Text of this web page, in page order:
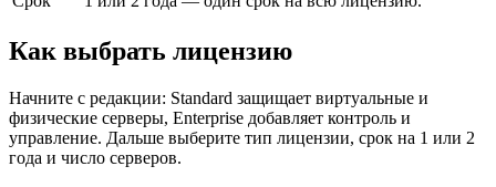
Как выбрать лицензию
Начните с редакции: Standard защищает виртуальные и
физические серверы, Enterprise добавляет контроль и
управление. Дальше выберите тип лицензии, срок на 1 или 2
года и число серверов.